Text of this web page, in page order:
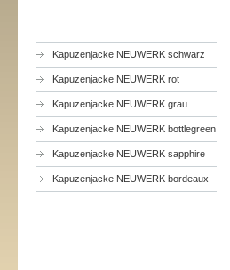
Kapuzenjacke NEUWERK schwarz
Kapuzenjacke NEUWERK rot
Kapuzenjacke NEUWERK grau
Kapuzenjacke NEUWERK bottlegreen
Kapuzenjacke NEUWERK sapphire
Kapuzenjacke NEUWERK bordeaux